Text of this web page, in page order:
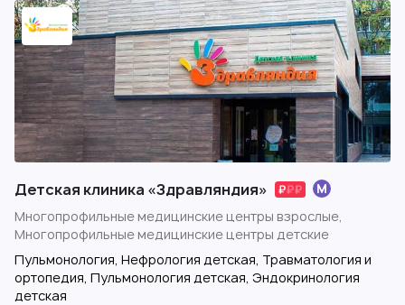
Детская клиника «Здравляндия»
Многопрофильные медицинские центры взрослые,
Многопрофильные медицинские центры детские
Пульмонология, Нефрология детская, Травматология и
ортопедия, Пульмонология детская, Эндокринология
детская